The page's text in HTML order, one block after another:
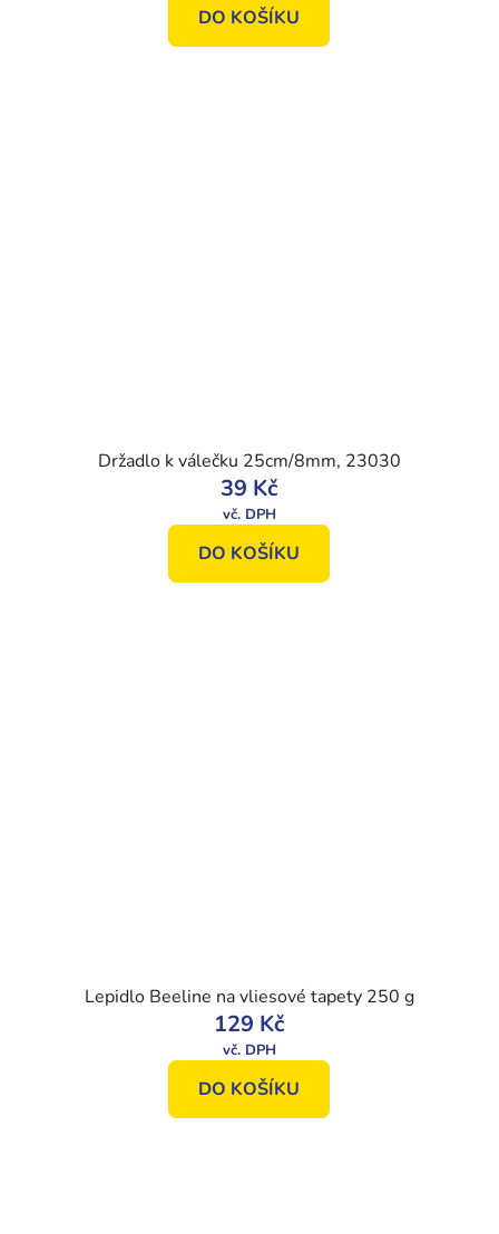
DO KOŠÍKU
Držadlo k válečku 25cm/8mm, 23030
39 Kč
DO KOŠÍKU
Lepidlo Beeline na vliesové tapety 250 g
129 Kč
DO KOŠÍKU